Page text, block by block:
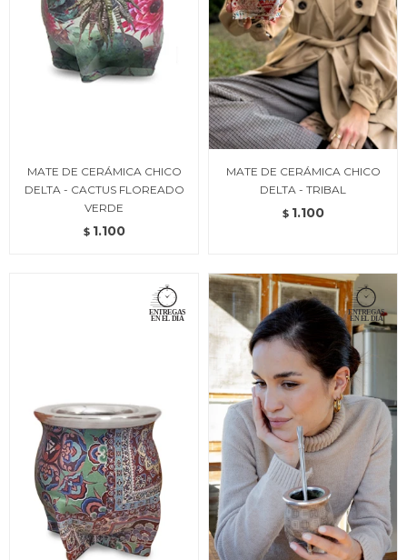
MATE DE CERÁMICA CHICO
DELTA - CACTUS FLOREADO
VERDE
$ 1.100
MATE DE CERÁMICA CHICO
DELTA - TRIBAL
$ 1.100